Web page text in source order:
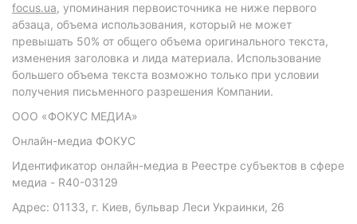
focus.ua, упоминания первоисточника не ниже первого
абзаца, объема использования, который не может
превышать 50% от общего объема оригинального текста,
изменения заголовка и лида материала. Использование
большего объема текста возможно только при условии
получения письменного разрешения Компании.
ООО «ФОКУС МЕДИА»
Онлайн-медиа ФОКУС
Идентификатор онлайн-медиа в Реестре субъектов в сфере
медиа - R40-03129
Адрес: 01133, г. Киев, бульвар Леси Украинки, 26